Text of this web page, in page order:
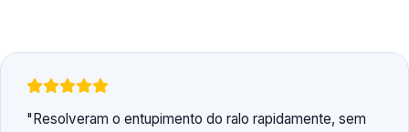
Resolveram o entupimento do ralo rapidamente, sem